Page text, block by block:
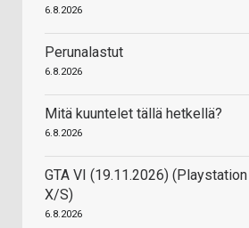
6.8.2026
Perunalastut
6.8.2026
Mitä kuuntelet tällä hetkellä?
6.8.2026
GTA VI (19.11.2026)
X/S)
6.8.2026